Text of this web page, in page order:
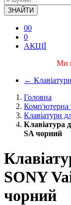
ЗНАЙТИ
00
0
АКЦІЇ
Ми
←
Головна
Комп'ютерна
Клавіатури
Клавіатура
SA чорний
SONY
чорний